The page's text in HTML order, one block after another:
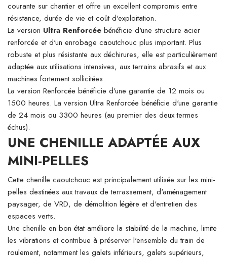
courante sur chantier et offre un excellent compromis entre
résistance, durée de vie et coût d'exploitation.
La version Ultra Renforcée bénéficie d'une structure acier
renforcée et d'un enrobage caoutchouc plus important. Plus
robuste et plus résistante aux déchirures, elle est particulièrement
adaptée aux utilisations intensives, aux terrains abrasifs et aux
machines fortement sollicitées.
La version Renforcée bénéficie d'une garantie de 12 mois ou
1500 heures. La version Ultra Renforcée bénéficie d'une garantie
de 24 mois ou 3300 heures (au premier des deux termes
échus).
UNE CHENILLE ADAPTÉE AUX
MINI-PELLES
Cette chenille caoutchouc est principalement utilisée sur les mini-
pelles destinées aux travaux de terrassement, d'aménagement
paysager, de VRD, de démolition légère et d'entretien des
espaces verts.
Une chenille en bon état améliore la stabilité de la machine, limite
les vibrations et contribue à préserver l'ensemble du train de
roulement, notamment les galets inférieurs, galets supérieurs,